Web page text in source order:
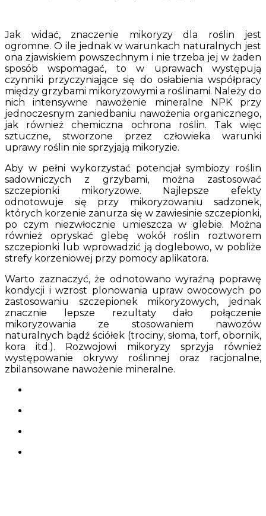
Jak widać, znaczenie mikoryzy dla roślin jest
ogromne. O ile jednak w warunkach naturalnych jest
ona zjawiskiem powszechnym i nie trzeba jej w żaden
sposób wspomagać, to w uprawach występują
czynniki przyczyniające się do osłabienia współpracy
między grzybami mikoryzowymi a roślinami. Należy do
nich intensywne nawożenie mineralne NPK przy
jednoczesnym zaniedbaniu nawożenia organicznego,
jak również chemiczna ochrona roślin. Tak więc
sztuczne, stworzone przez człowieka warunki
uprawy roślin nie sprzyjają mikoryzie.
Aby w pełni wykorzystać potencjał symbiozy roślin
sadowniczych z grzybami, można zastosować
szczepionki mikoryzowe. Najlepsze efekty
odnotowuje się przy mikoryzowaniu sadzonek,
których korzenie zanurza się w zawiesinie szczepionki,
po czym niezwłocznie umieszcza w glebie. Można
również opryskać glebę wokół roślin roztworem
szczepionki lub wprowadzić ją doglebowo, w pobliże
strefy korzeniowej przy pomocy aplikatora.
Warto zaznaczyć, że odnotowano wyraźną poprawę
kondycji i wzrost plonowania upraw owocowych po
zastosowaniu szczepionek mikoryzowych, jednak
znacznie lepsze rezultaty dało połączenie
mikoryzowania ze stosowaniem nawozów
naturalnych bądź ściółek (trociny, słoma, torf, obornik,
kora itd.). Rozwojowi mikoryzy sprzyja również
występowanie okrywy roślinnej oraz racjonalne,
zbilansowane nawożenie mineralne.